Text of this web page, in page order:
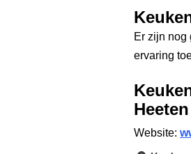
Er zijn nog
ervaring
Heeten
Website: